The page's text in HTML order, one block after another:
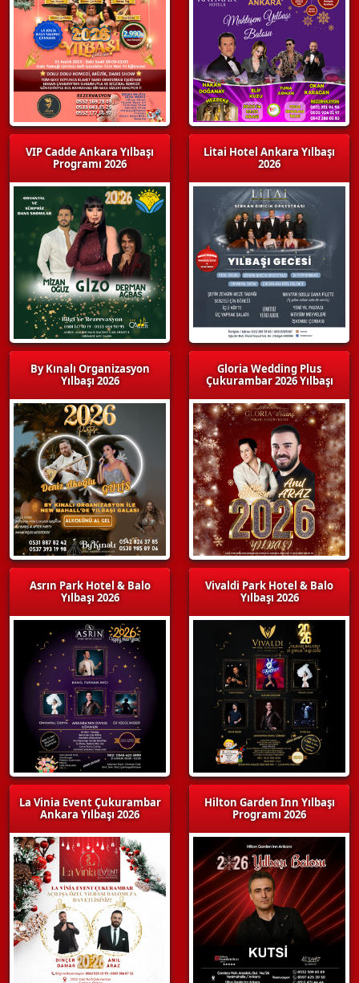
VIP Cadde Ankara Yılbaşı
Programı 2026
By Kınalı Organizasyon
Yılbaşı 2026
Asrın Park Hotel & Balo
Yılbaşı 2026
La Vinia Event Çukurambar
Ankara Yılbaşı 2026
Litai Hotel Ankara Yılbaşı
2026
Gloria Wedding Plus
Çukurambar 2026 Yılbaşı
Vivaldi Park Hotel & Balo
Yılbaşı 2026
Hilton Garden Inn Yılbaşı
Programı 2026